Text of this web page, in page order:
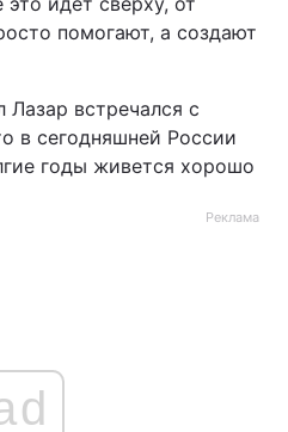
помогают, а создают
встречался с
в сегодняшней России
годы живется хорошо
Реклама